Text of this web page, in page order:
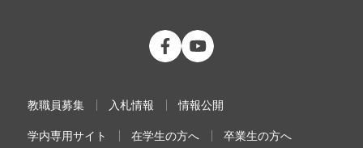
公立大学法人 福島県立医科大学
教職員募集 入札情報 情報公開
学内専用サイト 在学生の方へ
卒業生の方へ